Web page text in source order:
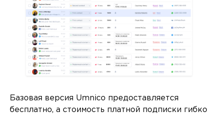
Базовая версия Umnico предоставляется
бесплатно, а стоимость платной подписки гибко